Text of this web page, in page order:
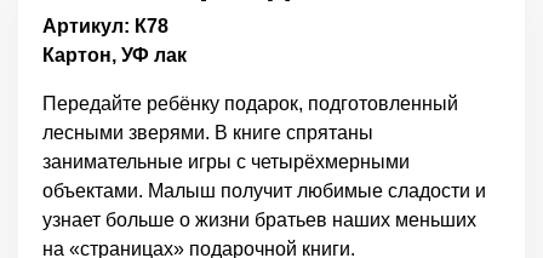
Артикул: К78
Картон, УФ лак
Передайте ребёнку подарок, подготовленный
лесными зверями. В книге спрятаны
занимательные игры с четырёхмерными
объектами. Малыш получит любимые сладости и
узнает больше о жизни братьев наших меньших
на «страницах» подарочной книги.